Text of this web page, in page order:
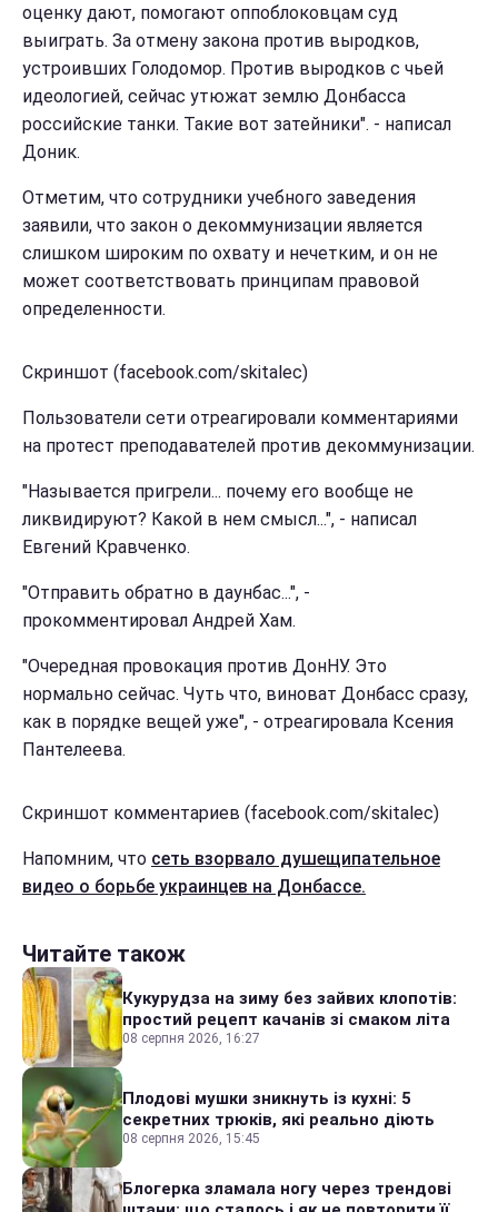
оценку дают, помогают оппоблоковцам суд
выиграть. За отмену закона против выродков,
устроивших Голодомор. Против выродков с чьей
идеологией, сейчас утюжат землю Донбасса
российские танки. Такие вот затейники". - написал
Доник.
Отметим, что сотрудники учебного заведения
заявили, что закон о декоммунизации является
слишком широким по охвату и нечетким, и он не
может соответствовать принципам правовой
определенности.
Скриншот (facebook.com/skitalec)
Пользователи сети отреагировали комментариями
на протест преподавателей против декоммунизации.
"Называется пригрели... почему его вообще не
ликвидируют? Какой в нем смысл...", - написал
Евгений Кравченко.
"Отправить обратно в даунбас...", -
прокомментировал Андрей Хам.
"Очередная провокация против ДонНУ. Это
нормально сейчас. Чуть что, виноват Донбасс сразу,
как в порядке вещей уже", - отреагировала Ксения
Пантелеева.
Скриншот комментариев (facebook.com/skitalec)
Напомним, что сеть взорвало душещипательное
видео о борьбе украинцев на Донбассе.
Читайте також
Кукурудза на зиму без зайвих клопотів:
простий рецепт качанів зі смаком літа
08 серпня 2026, 16:27
Плодові мушки зникнуть із кухні: 5
секретних трюків, які реально діють
08 серпня 2026, 15:45
Блогерка зламала ногу через трендові